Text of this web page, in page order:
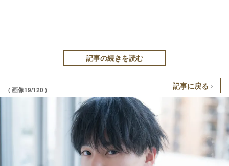
記事の続きを読む
( 画像19/120 ) 記事に戻る